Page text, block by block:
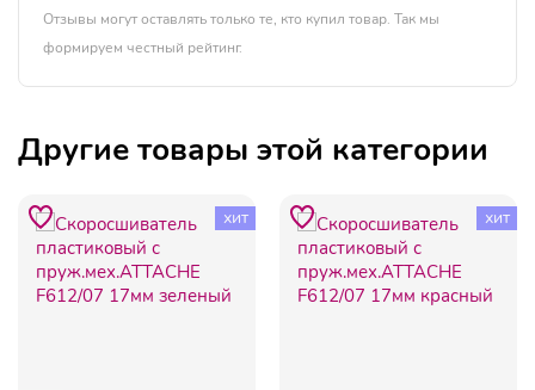
Отзывы могут оставлять только те, кто купил товар. Так мы
формируем честный рейтинг.
Другие товары этой категории
хит хит